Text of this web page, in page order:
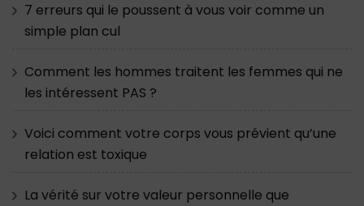
7 erreurs qui le poussent à vous voir comme un
simple plan cul
Comment les hommes traitent les femmes qui ne
les intéressent PAS ?
Voici comment votre corps vous prévient qu’une
relation est toxique
La vérité sur votre valeur personnelle que